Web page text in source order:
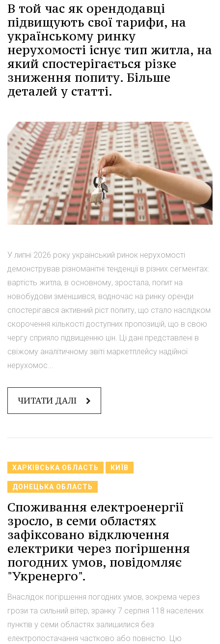
В той час як орендодавці
підвищують свої тарифи, на
українському ринку
нерухомості існує тип житла, на
який спостерігається різке
зниження попиту. Більше
деталей у статті.
У липні 2026 року український ринок нерухомості
демонстрував різноманітні тенденції в різних сегментах:
вартість житла, в основному, зростала, попит на
новобудови зменшився, водночас на ринку оренди
спостерігався активний ріст попиту, що стало наслідком
скорочення кількості доступних пропозицій, що в свою
чергу сприяло підвищенню цін. Ці дані представлені в
свіжому аналітичному звіті маркетплейсу надійної
нерухомос...
ЧИТАТИ ДАЛІ
ХАРКІВСЬКА ОБЛАСТЬ КИЇВ
ДОНЕЦЬКА ОБЛАСТЬ
Споживання електроенергії
зросло, в семи областях
зафіксовано відключення
електрики через погіршення
погодних умов, повідомляє
"Укренерго".
Внаслідок погіршення погодних умов, зокрема через
грози та сильний вітер, зранку 7 серпня 118 населених
пунктів у семи областях залишилися без
електропостачання частково або повністю. Цю